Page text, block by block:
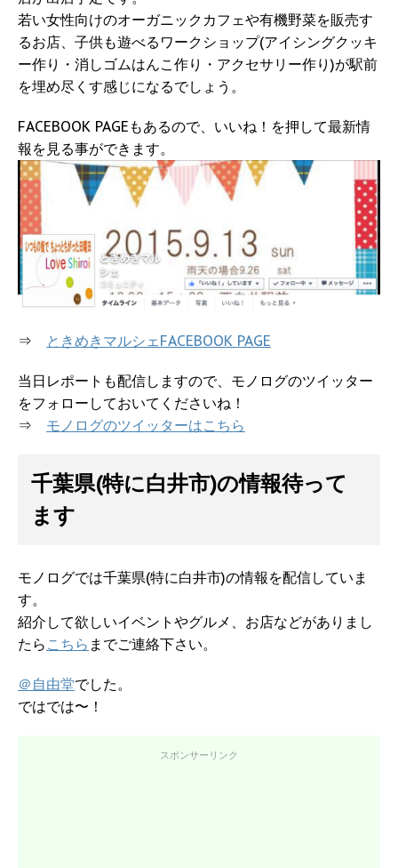
若い女性向けのオーガニックカフェや有機野菜を販売す
るお店、子供も遊べるワークショップ(アイシングクッキ
ー作り・消しゴムはんこ作り・アクセサリー作り)が駅前
を埋め尽くす感じになるでしょう。
FACEBOOK PAGEもあるので、いいね！を押して最新情
報を見る事ができます。
⇒ ときめきマルシェFACEBOOK PAGE
当日レポートも配信しますので、モノログのツイッター
をフォローしておいてくださいね！
⇒ モノログのツイッターはこちら
千葉県(特に白井市)の情報待って
ます
モノログでは千葉県(特に白井市)の情報を配信していま
す。
紹介して欲しいイベントやグルメ、お店などがありまし
たら こちら までご連絡下さい。
＠自由堂でした。
ではでは〜！
スポンサーリンク